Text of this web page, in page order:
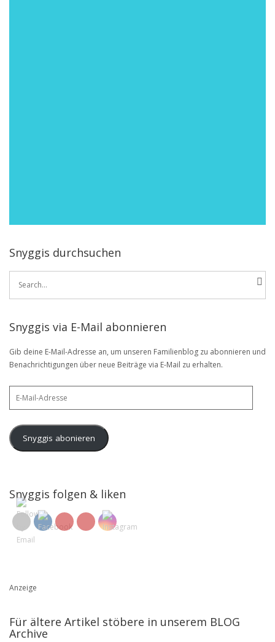
Snyggis durchsuchen
Search
Snyggis via E-Mail abonnieren
Gib deine E-Mail-Adresse an, um unseren Familienblog zu abonnieren und
Benachrichtigungen über neue Beiträge via E-Mail zu erhalten.
Snyggis abonieren
Snyggis folgen & liken
Anzeige
Für ältere Artikel stöbere in unserem BLOG
Archive